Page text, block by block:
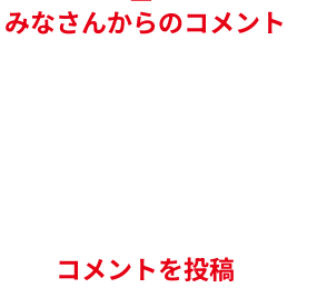
みなさんからのコメント
コメントを投稿